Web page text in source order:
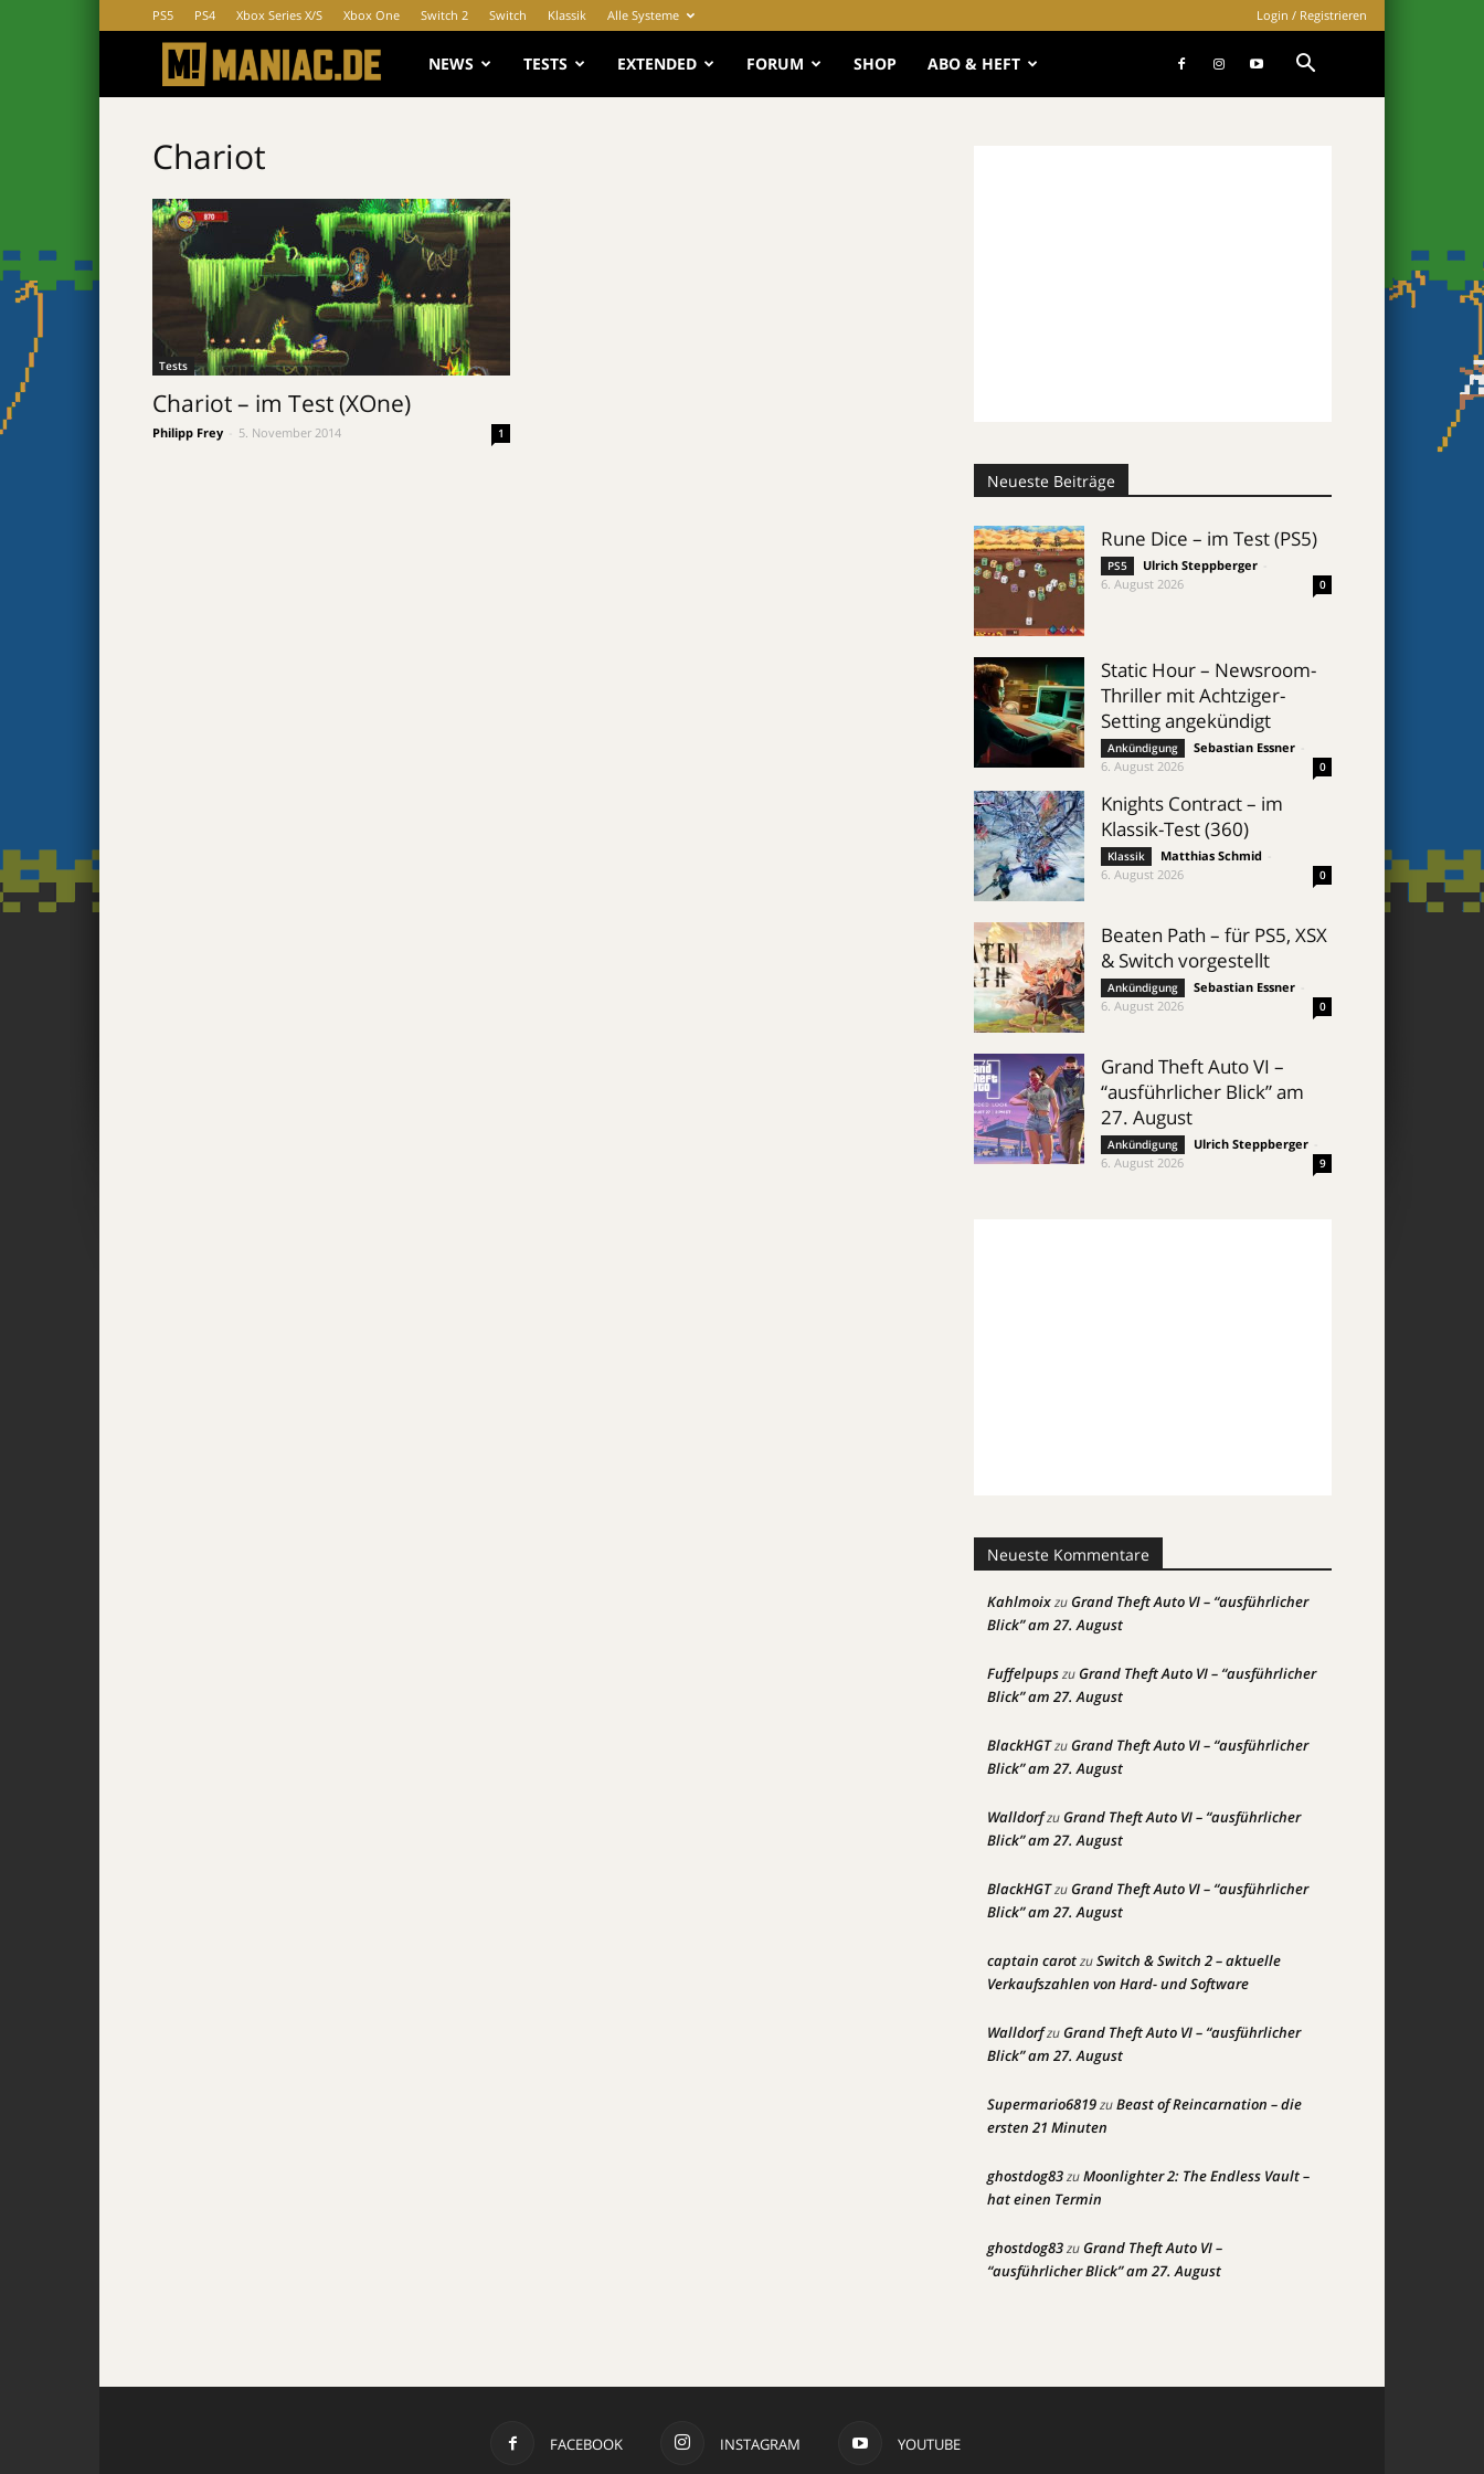
PS5 PS4 Xbox Series X/S Xbox One Switch 2 Switch Klassik Alle Systeme Login / Registrieren
MANIAC.de
NEWS TESTS EXTENDED FORUM SHOP ABO & HEFT
Chariot
Tests
Chariot – im Test (XOne)
Philipp Frey 5. November 2014 1
Neueste Beiträge
Rune Dice – im Test (PS5)
PS5 Ulrich Steppberger
6. August 2026
0
Static Hour – Newsroom-
Thriller mit Achtziger-
Setting angekündigt
Ankündigung Sebastian Essner
6. August 2026
0
Knights Contract – im
Klassik-Test (360)
Klassik Matthias Schmid
6. August 2026
0
Beaten Path – für PS5, XSX
& Switch vorgestellt
Ankündigung Sebastian Essner
6. August 2026
0
Grand Theft Auto VI –
“ausführlicher Blick” am
27. August
Ankündigung Ulrich Steppberger
6. August 2026
9
Neueste Kommentare
KahlmoixzuGrand Theft Auto VI – “ausführlicher
Blick” am 27. August
FuffelpupszuGrand Theft Auto VI – “ausführlicher
Blick” am 27. August
BlackHGTzuGrand Theft Auto VI – “ausführlicher
Blick” am 27. August
WalldorfzuGrand Theft Auto VI – “ausführlicher
Blick” am 27. August
BlackHGTzuGrand Theft Auto VI – “ausführlicher
Blick” am 27. August
captain carotzuSwitch & Switch 2 – aktuelle
Verkaufszahlen von Hard- und Software
WalldorfzuGrand Theft Auto VI – “ausführlicher
Blick” am 27. August
Supermario6819zuBeast of Reincarnation – die
ersten 21 Minuten
ghostdog83zuMoonlighter 2: The Endless Vault –
hat einen Termin
ghostdog83zuGrand Theft Auto VI –
“ausführlicher Blick” am 27. August
FACEBOOK INSTAGRAM YOUTUBE